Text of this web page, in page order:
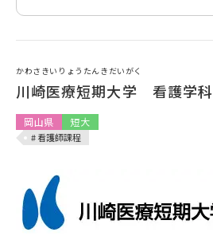
かわさきいりょうたんきだいがく
川崎医療短期大学 看護学科
岡山県 短大
# 看護師課程